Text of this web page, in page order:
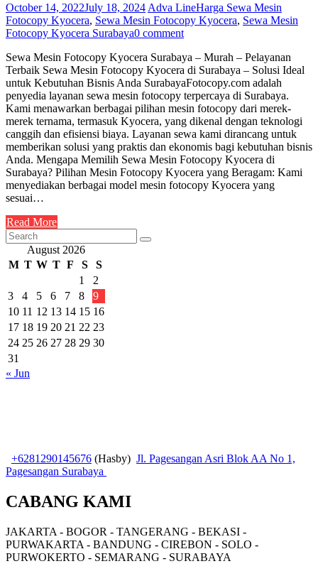
October 14, 2022July 18, 2024 Adva LineHarga Sewa Mesin
Fotocopy Kyocera, Sewa Mesin Fotocopy Kyocera, Sewa Mesin
Fotocopy Kyocera Surabaya0 comment
Sewa Mesin Fotocopy Kyocera Surabaya – Murah – Pelayanan
Terbaik Sewa Mesin Fotocopy Kyocera di Surabaya – Solusi Ideal
untuk Kebutuhan Bisnis Anda SurabayaFotocopy.com adalah
penyedia layanan sewa mesin fotocopy terpercaya di Surabaya.
Kami menawarkan berbagai pilihan mesin fotocopy dari merek-
merek ternama, termasuk Kyocera, yang dikenal dengan teknologi
canggih dan efisiensi biaya. Layanan sewa kami dirancang untuk
memberikan solusi yang praktis dan ekonomis bagi kebutuhan bisnis
Anda. Mengapa Memilih Sewa Mesin Fotocopy Kyocera di
Surabaya? Pilihan Mesin Fotocopy Kyocera yang Beragam: Kami
menyediakan berbagai model mesin fotocopy Kyocera yang
sesuai…
Read More
August 2026
M T W T F S
S
1
2
3
4 5 6 7 8
9
10 11 12 13 14 15 16
17 18 19 20 21 22 23
24 25 26 27 28 29 30
31
« Jun
+6281290145676 (Hasby) Jl. Pagesangan Asri Blok AA No 1,
Pagesangan Surabaya
CABANG KAMI
JAKARTA - BOGOR - TANGERANG - BEKASI -
PURWAKARTA - BANDUNG - CIREBON - SOLO -
PURWOKERTO - SEMARANG - SURABAYA